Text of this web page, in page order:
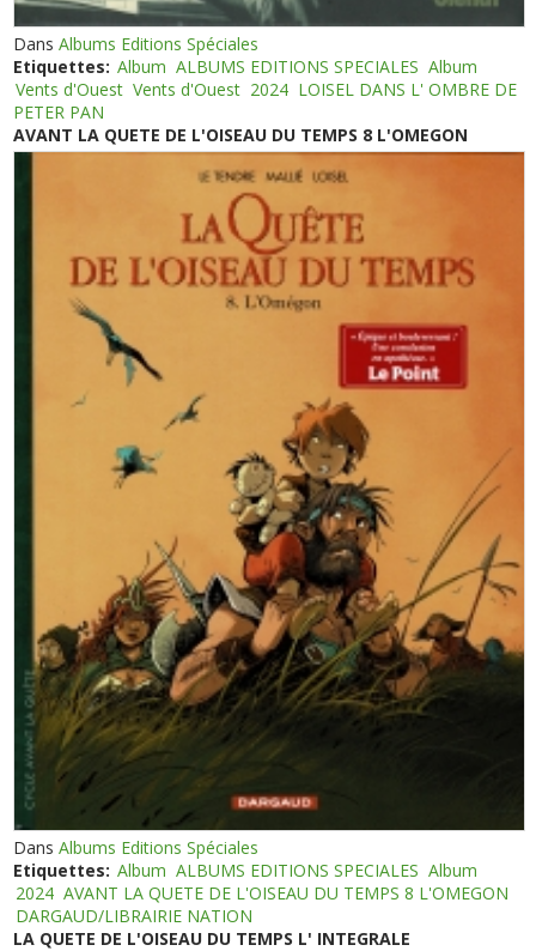
DansAlbums Editions Spéciales
Etiquettes: Album ALBUMS EDITIONS SPECIALES Album
Vents d'Ouest Vents d'Ouest 2024 LOISEL DANS L' OMBRE DE
PETER PAN
AVANT LA QUETE DE L'OISEAU DU TEMPS 8 L'OMEGON
DansAlbums Editions Spéciales
Etiquettes: Album ALBUMS EDITIONS SPECIALES Album
2024 AVANT LA QUETE DE L'OISEAU DU TEMPS 8 L'OMEGON
DARGAUD/LIBRAIRIE NATION
LA QUETE DE L'OISEAU DU TEMPS L' INTEGRALE